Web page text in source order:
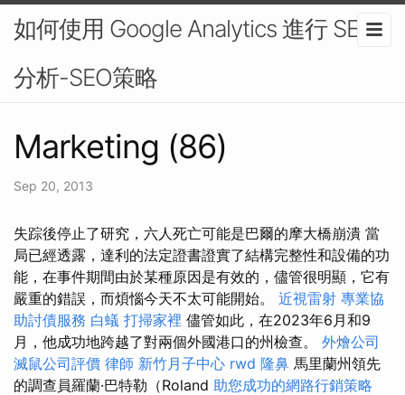
如何使用 Google Analytics 進行 SEO
分析-SEO策略
Marketing (86)
Sep 20, 2013
失踪後停止了研究，六人死亡可能是巴爾的摩大橋崩潰 當
局已經透露，達利的法定證書證實了結構完整性和設備的功
能，在事件期間由於某種原因是有效的，儘管很明顯，它有
嚴重的錯誤，而煩惱今天不太可能開始。 近視雷射 專業協
助討債服務 白蟻 打掃家裡 儘管如此，在2023年6月和9
月，他成功地跨越了對兩個外國港口的州檢查。 外燴公司
滅鼠公司評價 律師 新竹月子中心 rwd 隆鼻 馬里蘭州領先
的調查員羅蘭·巴特勒（Roland 助您成功的網路行銷策略